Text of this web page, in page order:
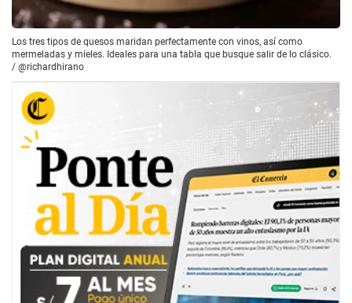
Los tres tipos de quesos maridan perfectamente con vinos, así como
mermeladas y mieles. Ideales para una tabla que busque salir de lo clásico.
/ @richardhirano